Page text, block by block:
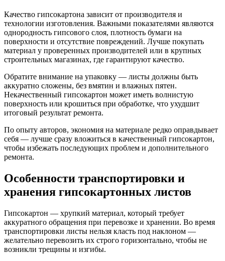
Качество гипсокартона зависит от производителя и
технологии изготовления. Важными показателями являются
однородность гипсового слоя, плотность бумаги на
поверхности и отсутствие повреждений. Лучше покупать
материал у проверенных производителей или в крупных
строительных магазинах, где гарантируют качество.
Обратите внимание на упаковку — листы должны быть
аккуратно сложены, без вмятин и влажных пятен.
Некачественный гипсокартон может иметь волнистую
поверхность или крошиться при обработке, что ухудшит
итоговый результат ремонта.
По опыту авторов, экономия на материале редко оправдывает
себя — лучше сразу вложиться в качественный гипсокартон,
чтобы избежать последующих проблем и дополнительного
ремонта.
Особенности транспортировки и
хранения гипсокартонных листов
Гипсокартон — хрупкий материал, который требует
аккуратного обращения при перевозке и хранении. Во время
транспортировки листы нельзя класть под наклоном —
желательно перевозить их строго горизонтально, чтобы не
возникли трещины и изгибы.